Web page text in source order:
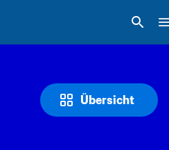
Übersicht